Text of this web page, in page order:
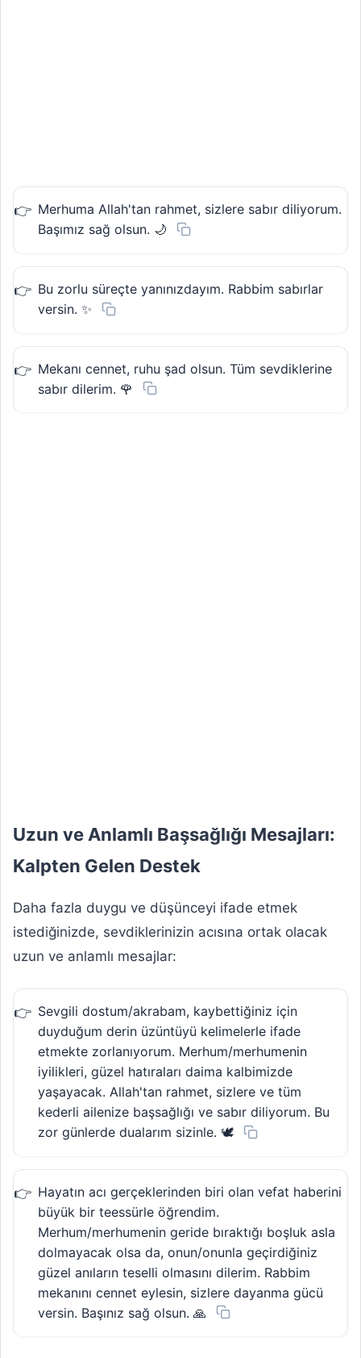
Merhuma Allah'tan rahmet, sizlere sabır diliyorum.
Başımız sağ olsun. 🌙
Bu zorlu süreçte yanınızdayım. Rabbim sabırlar
versin. ✨
Mekanı cennet, ruhu şad olsun. Tüm sevdiklerine
sabır dilerim. 🌹
Uzun ve Anlamlı Başsağlığı Mesajları:
Kalpten Gelen Destek
Daha fazla duygu ve düşünceyi ifade etmek
istediğinizde, sevdiklerinizin acısına ortak olacak
uzun ve anlamlı mesajlar:
Sevgili dostum/akrabam, kaybettiğiniz için
duyduğum derin üzüntüyü kelimelerle ifade
etmekte zorlanıyorum. Merhum/merhumenin
iyilikleri, güzel hatıraları daima kalbimizde
yaşayacak. Allah'tan rahmet, sizlere ve tüm
kederli ailenize başsağlığı ve sabır diliyorum. Bu
zor günlerde dualarım sizinle. 🕊️
Hayatın acı gerçeklerinden biri olan vefat haberini
büyük bir teessürle öğrendim.
Merhum/merhumenin geride bıraktığı boşluk asla
dolmayacak olsa da, onun/onunla geçirdiğiniz
güzel anıların teselli olmasını dilerim. Rabbim
mekanını cennet eylesin, sizlere dayanma gücü
versin. Başınız sağ olsun. 🙏